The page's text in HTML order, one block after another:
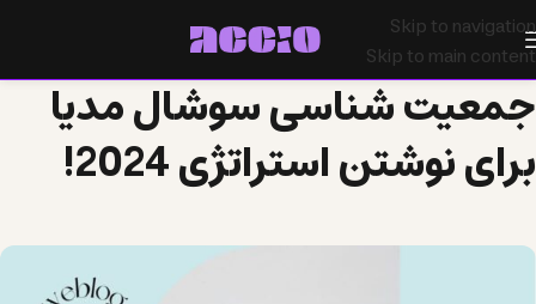
Skip to navigation
Skip to main content
جمعیت شناسی سوشال مدیا
برای نوشتن استراتژی 2024!